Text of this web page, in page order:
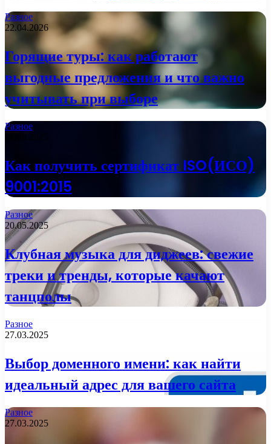
Разное
22.04.2026
Горящие туры: как работают
выгодные предложения и что важно
учитывать при выборе
Разное
Как получить сертификат ISO(ИСО)
9001:2015
Разное
20.05.2025
Клубная музыка для диджеев: свежие
треки и тренды, которые качают
танцполы
Разное
27.03.2025
Выбор доменного имени: как найти
идеальный адрес для вашего сайта
Разное
27.03.2025